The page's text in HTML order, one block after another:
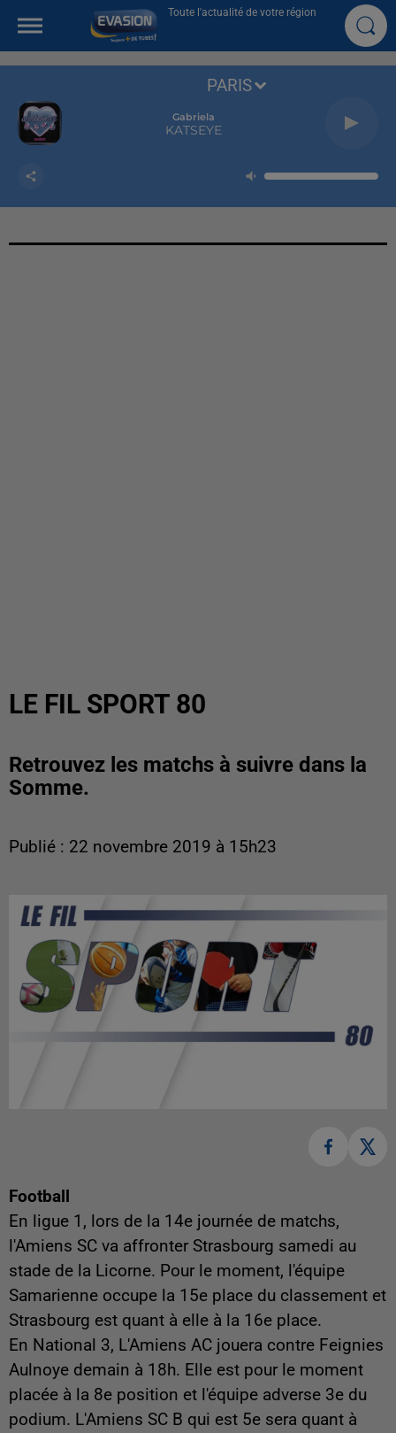
Toute l'actualité de votre région
Gabriela
KATSEYE
PARIS
LE FIL SPORT 80
Retrouvez les matchs à suivre dans la
Somme.
Publié : 22 novembre 2019 à 15h23
Football
En ligue 1, lors de la 14e journée de matchs,
l'Amiens SC va affronter Strasbourg samedi au
stade de la Licorne. Pour le moment, l'équipe
Samarienne occupe la 15e place du classement et
Strasbourg est quant à elle à la 16e place.
En National 3, L'Amiens AC jouera contre Feignies
Aulnoye demain à 18h. Elle est pour le moment
placée à la 8e position et l'équipe adverse 3e du
podium. L'Amiens SC B qui est 5e sera quant à